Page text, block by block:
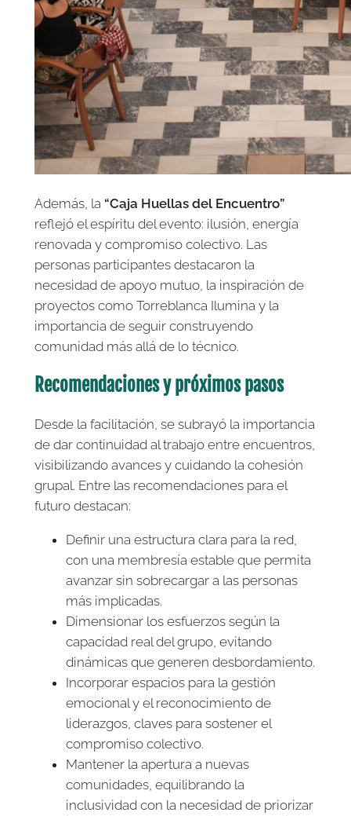
Además, la “Caja Huellas del Encuentro”
reflejó el espíritu del evento: ilusión, energía
renovada y compromiso colectivo. Las
personas participantes destacaron la
necesidad de apoyo mutuo, la inspiración de
proyectos como Torreblanca Ilumina y la
importancia de seguir construyendo
comunidad más allá de lo técnico.
Recomendaciones y próximos pasos
Desde la facilitación, se subrayó la importancia
de dar continuidad al trabajo entre encuentros,
visibilizando avances y cuidando la cohesión
grupal. Entre las recomendaciones para el
futuro destacan:
Definir una estructura clara para la red,
con una membresía estable que permita
avanzar sin sobrecargar a las personas
más implicadas.
Dimensionar los esfuerzos según la
capacidad real del grupo, evitando
dinámicas que generen desbordamiento.
Incorporar espacios para la gestión
emocional y el reconocimiento de
liderazgos, claves para sostener el
compromiso colectivo.
Mantener la apertura a nuevas
comunidades, equilibrando la
inclusividad con la necesidad de priorizar